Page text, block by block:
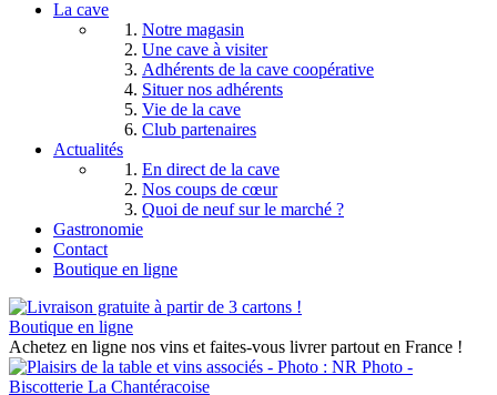
La cave
Notre magasin
Une cave à visiter
Adhérents de la cave coopérative
Situer nos adhérents
Vie de la cave
Club partenaires
Actualités
En direct de la cave
Nos coups de cœur
Quoi de neuf sur le marché ?
Gastronomie
Contact
Boutique en ligne
Boutique en ligne
Achetez en ligne nos vins et faites-vous livrer partout en France !